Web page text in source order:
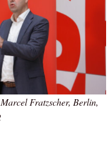
Fratzscher, Berlin,